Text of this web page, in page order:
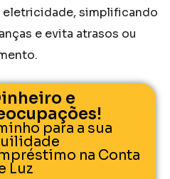
eletricidade, simplificando
e evita atrasos ou
e
para a sua
na Conta
Luz